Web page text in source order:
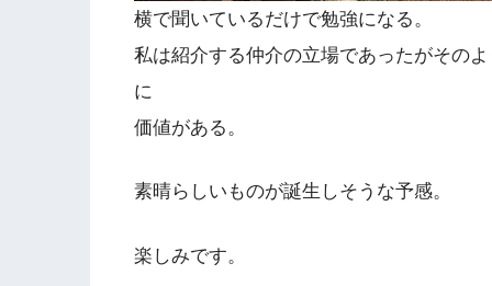
横で聞いているだけで勉強になる。
私は紹介する仲介の立場であったがその
に
価値がある。
素晴らしいものが誕生しそうな予感。
楽しみです。